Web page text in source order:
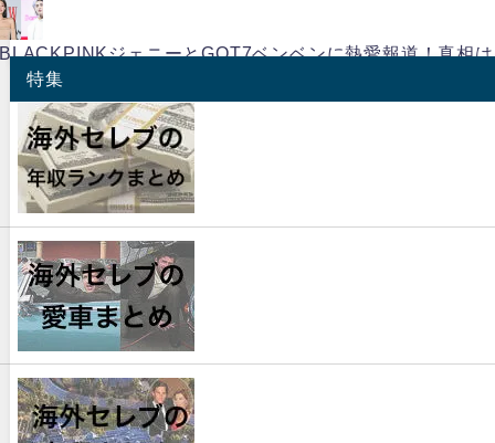
ジェニーとGOT7ベンベンに熱愛報道！真相
特集